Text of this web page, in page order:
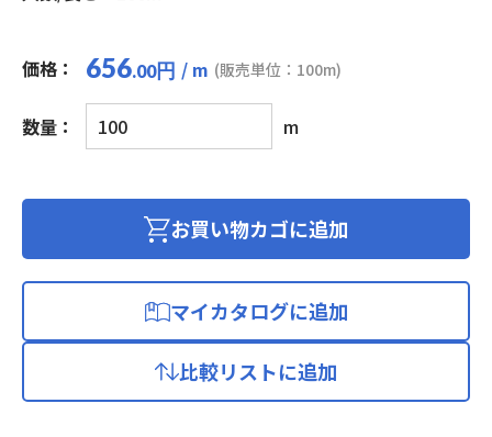
価格： 656.00円 / m (販売単位：100m)
数量：
マ
イ
ロ
ニ
コ
m
お買い物カゴに追加
マイカタログに追加
比較リストに追加